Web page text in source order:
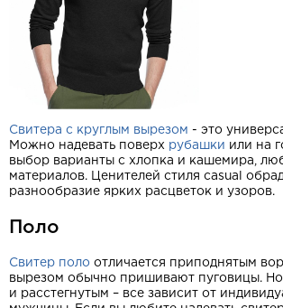
Свитера с круглым вырезом - это
Можно надевать поверх рубашки или на
выбор варианты с хлопка и кашемира,
материалов. Ценителей стиля casual
разнообразие ярких расцветок и узоров.
Поло
Свитер поло отличается приподнятым
вырезом обычно пришивают пуговицы.
и расстегнутым – все зависит от